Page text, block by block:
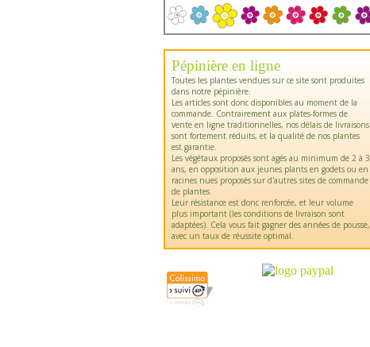
Pépinière en ligne
Toutes les plantes vendues sur ce site sont produites
dans notre pépinière.
Les articles sont donc disponibles au moment de la
commande. Contrairement aux plates-formes de
vente en ligne traditionnelles, nos délais de livraisons
sont fortement réduits, et la qualité de nos plantes
est garantie.
Les végétaux proposés sont agés au minimum de 2 à 3
ans, en opposition aux jeunes plants en godets ou en
racines nues proposés sur d'autres sites de commande
de plantes.
Leur résistance est donc renforcée, et leur volume
plus important (les conditions de livraison sont
adaptées). Cela vous fait gagner des années de pousse,
avec un taux de réussite optimal.